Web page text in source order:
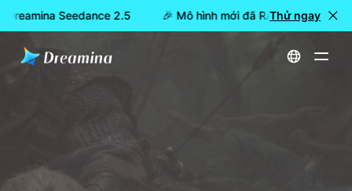
Seedance 2.5 🎉 Mô hình mới đã RA MẮT:
Thử ngay
Trang chủ Dụng cụ Trình tạo video Kung Fu AI miễn phí